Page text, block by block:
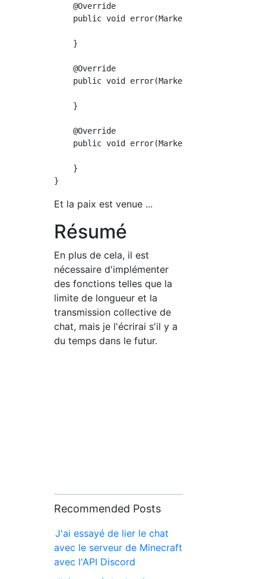
    @Override
public void error(Marker marker, String
    }
    @Override
public void error(Marker marker, String
    }
    @Override
public void error(Marker marker, String
    }
Et la paix est venue ...
Résumé
En plus de cela, il est
nécessaire d'implémenter
des fonctions telles que la
limite de longueur et la
transmission collective de
chat, mais je l'écrirai s'il y a
du temps dans le futur.
Recommended Posts
J'ai essayé de lier le chat
avec le serveur de Minecraft
avec l'API Discord